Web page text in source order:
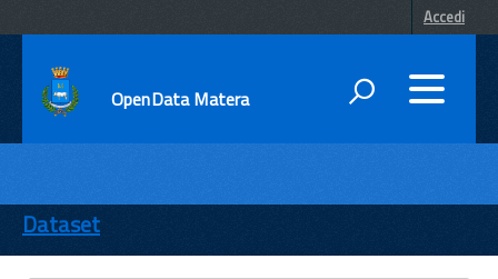
Accedi
OpenData Matera
ENTI
TEMI
Dataset